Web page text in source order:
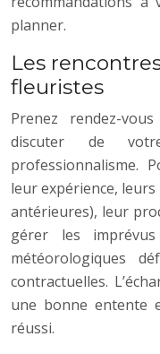
planner.
Les
fleuristes
Prenez rendez-
discuter de
professionnalisme.
leur expérience,
antérieures), leur
gérer les
météorologiques
contractuelles.
une bonne entente
réussi.